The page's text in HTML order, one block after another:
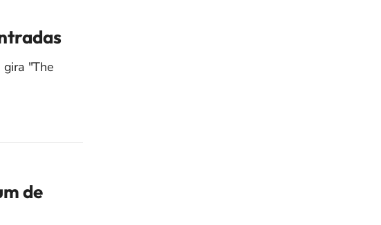
"The
de